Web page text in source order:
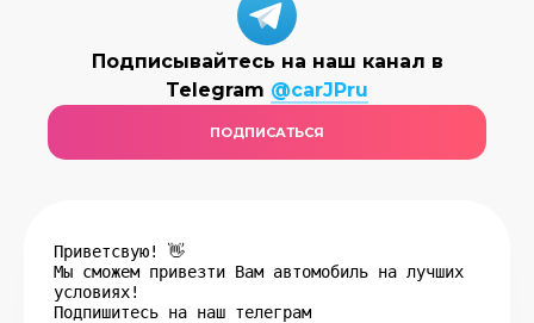
Подписывайтесь на наш канал в
Telegram @carJPru
ПОДПИСАТЬСЯ
Приветсвую! 👋
Мы сможем привезти Вам автомобиль на лучших
условиях!
Подпишитесь на наш телеграм